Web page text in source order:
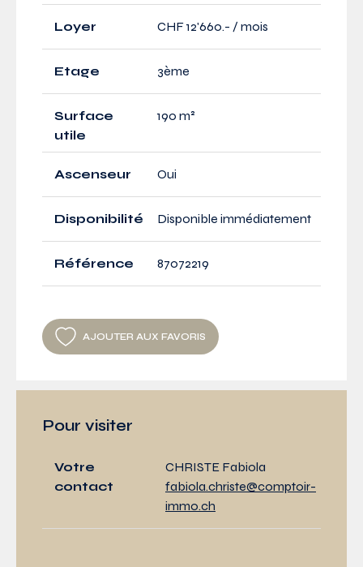
Loyer CHF 12'660.- / mois
Etage 3ème
Surface
utile
190 m²
Ascenseur Oui
Disponibilité Disponible immédiatement
Référence 87072219
AJOUTER AUX FAVORIS
Pour visiter
Votre
contact
CHRISTE Fabiola
fabiola.christe@comptoir-
immo.ch